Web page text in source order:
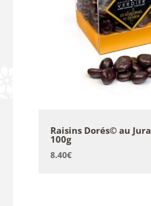
Raisins Dorés© au
100g
8.40€